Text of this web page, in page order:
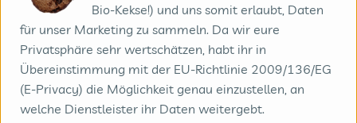
Seit vier Generationen wird auf dem Biolandhof Weßling in
Neuenkirchen mit Herzblut und Know-how Bio-Gemüse
angebaut. Was 1868 als landwirtschaftlicher Betrieb
begann, hat sich über die Jahrzehnte zu einem vielseitigen
Bio-Gemüsehof entwickelt, der heute von Annette und
Dietmar Weßling geführt wird. Gemeinsam setzen sie auf
Bio-Kekse!) und uns somit erlaubt, Daten
für unser Marketing zu sammeln. Da wir eure
Privatsphäre sehr wertschätzen, habt ihr in
Übereinstimmung mit der EU-Richtlinie 2009/136/EG
(E-Privacy) die Möglichkeit genau einzustellen, an
welche Dienstleister ihr Daten weitergebt.